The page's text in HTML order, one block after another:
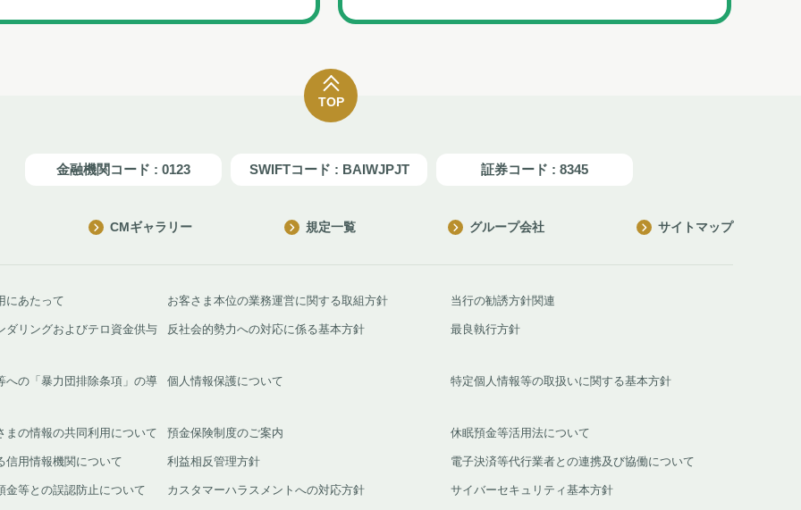
TOP
金融機関コード : 0123 SWIFTコード : BAIWJPJT 証券コード : 8345
CMギャラリー 規定一覧 グループ会社 サイトマップ
にあたって お客さま本位の業務運営に関する取組方針 当行の勧誘方針関連
ダリングおよびテロ資金供与
反社会的勢力への対応に係る基本方針 最良執行方針
への「暴力団排除条項」の導
個人情報保護について 特定個人情報等の取扱いに関する基本方針
まの情報の共同利用について 預金保険制度のご案内 休眠預金等活用法について
信用情報機関について 利益相反管理方針 電子決済等代行業者との連携及び協働について
金等との誤認防止について カスタマーハラスメントへの対応方針 サイバーセキュリティ基本方針